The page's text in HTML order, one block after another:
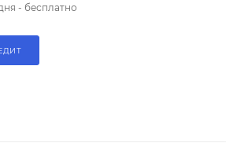
- бесплатно